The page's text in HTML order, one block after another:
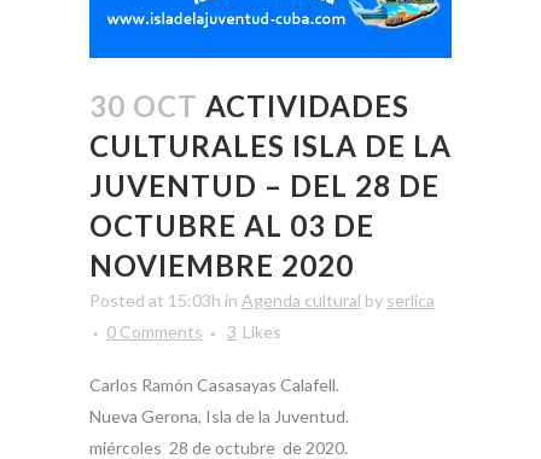
30 OCT ACTIVIDADES
CULTURALES ISLA DE LA
JUVENTUD – DEL 28 DE
OCTUBRE AL 03 DE
NOVIEMBRE 2020
Posted at 15:03h in Agenda cultural by serlica
0 Comments
3 Likes
Carlos Ramón Casasayas Calafell.
Nueva Gerona, Isla de la Juventud.
miércoles 28 de octubre de 2020.